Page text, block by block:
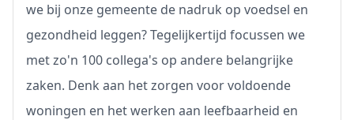
we bij onze gemeente de nadruk op voedsel en
gezondheid leggen? Tegelijkertijd focussen we
met zo'n 100 collega's op andere belangrijke
zaken. Denk aan het zorgen voor voldoende
woningen en het werken aan leefbaarheid en